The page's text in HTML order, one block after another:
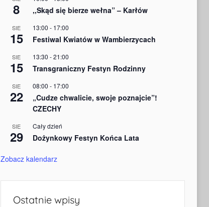
8 ,,Skąd się bierze wełna” – Karłów
SIE
15
13:00 - 17:00
Festiwal Kwiatów w Wambierzycach
SIE
15
13:30 -21:00
Transgraniczny Festyn Rodzinny
SIE
22
08:00 - 17:00
„Cudze chwalicie, swoje poznajcie”!
CZECHY
SIE
29
Cały dzień
Dożynkowy Festyn Końca Lata
Zobacz kalendarz
Ostatnie wpisy